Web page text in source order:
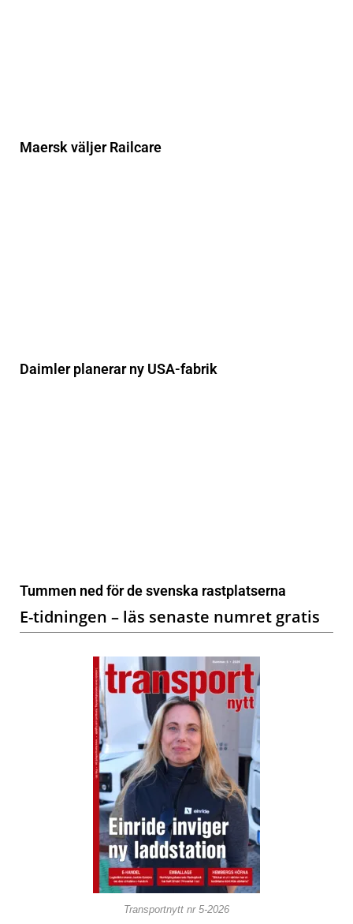
Maersk väljer Railcare
Daimler planerar ny USA-fabrik
Tummen ned för de svenska rastplatserna
E-tidningen – läs senaste numret gratis
Transportnytt nr 5-2026